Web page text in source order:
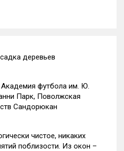
деревьев
футбола им. Ю.
Парк, Поволжская
Сандорюкан
чистое, никаких
поблизости. Из окон –